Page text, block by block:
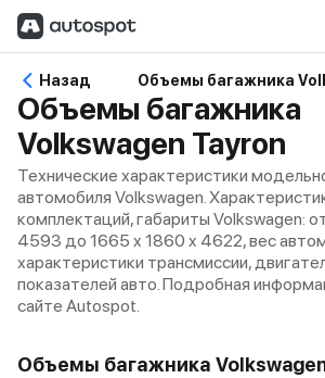
Назад Объемы багажника
Объемы багажника
Volkswagen Tayron
Технические характеристики
автомобиля Volkswagen.
комплектаций, габариты Volkswagen:
4593 до 1665 x 1860 x 4622, вес
характеристики трансмиссии,
показателей авто. Подробная
сайте Autospot.
Объемы багажника